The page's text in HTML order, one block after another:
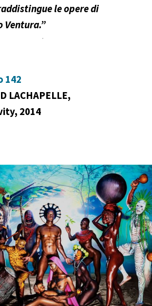
le opere di
Ventura.”
142
LACHAPELLE,
2014